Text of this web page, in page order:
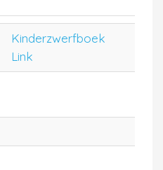
Kinderzwerfboek
Link